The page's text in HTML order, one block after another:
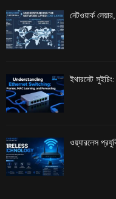
নেটওয়ার্ক
ইথারনেট
ওয়্যারলেস